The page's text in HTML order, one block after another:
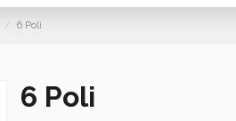
6 Poli
6 Poli